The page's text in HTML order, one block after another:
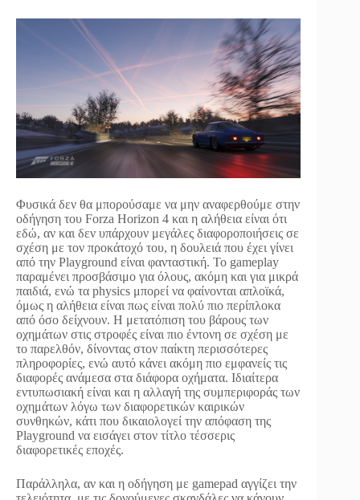
Φυσικά δεν θα μπορούσαμε να μην αναφερθούμε στην
οδήγηση του Forza Horizon 4 και η αλήθεια είναι ότι
εδώ, αν και δεν υπάρχουν μεγάλες διαφοροποιήσεις σε
σχέση με τον προκάτοχό του, η δουλειά που έχει γίνει
από την Playground είναι φανταστική. Το gameplay
παραμένει προσβάσιμο για όλους, ακόμη και για μικρά
παιδιά, ενώ τα physics μπορεί να φαίνονται απλοϊκά,
όμως η αλήθεια είναι πως είναι πολύ πιο περίπλοκα
από όσο δείχνουν. Η μετατόπιση του βάρους των
οχημάτων στις στροφές είναι πιο έντονη σε σχέση με
το παρελθόν, δίνοντας στον παίκτη περισσότερες
πληροφορίες, ενώ αυτό κάνει ακόμη πιο εμφανείς τις
διαφορές ανάμεσα στα διάφορα οχήματα. Ιδιαίτερα
εντυπωσιακή είναι και η αλλαγή της συμπεριφοράς των
οχημάτων λόγω των διαφορετικών καιρικών
συνθηκών, κάτι που δικαιολογεί την απόφαση της
Playground να εισάγει στον τίτλο τέσσερις
διαφορετικές εποχές.
Παράλληλα, αν και η οδήγηση με gamepad αγγίζει την